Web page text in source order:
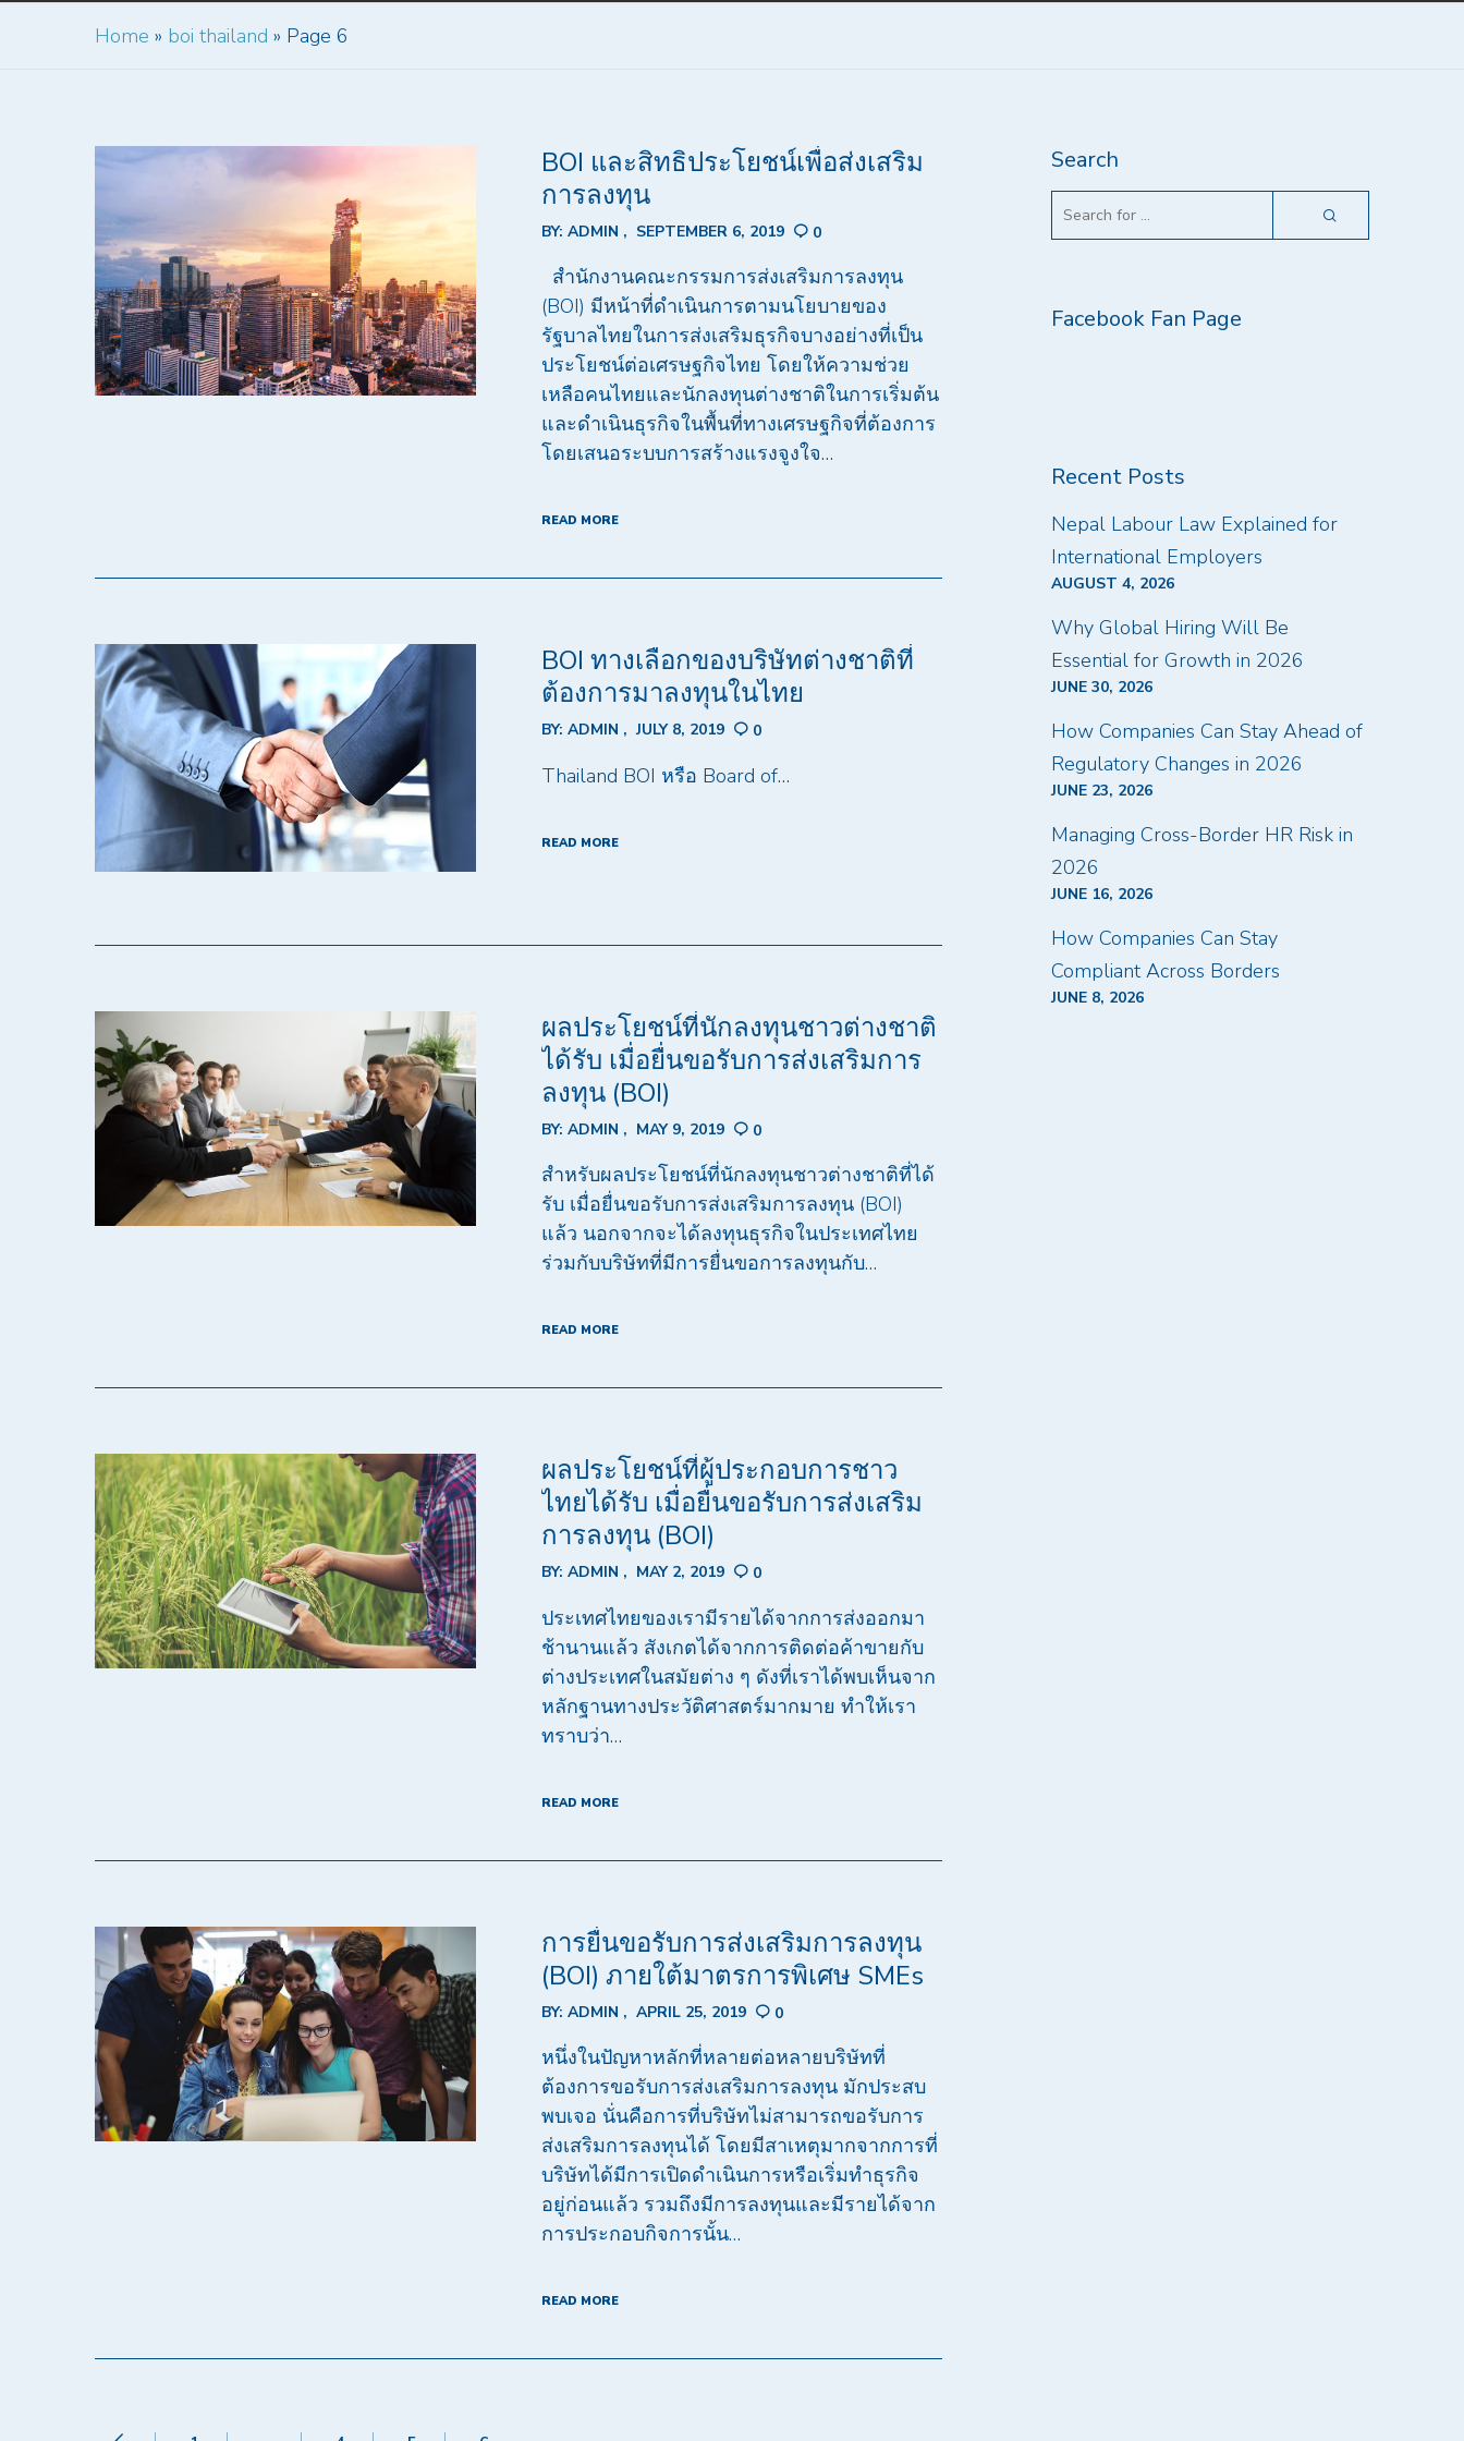
Home » boi thailand » Page 6
BOI และสิทธิประโยชน์เพื่อส่งเสริม
การลงทุน
BY: ADMIN SEPTEMBER 6, 2019 0
สำนักงานคณะกรรมการส่งเสริมการลงทุน
(BOI) มีหน้าที่ดำเนินการตามนโยบายของ
รัฐบาลไทยในการส่งเสริมธุรกิจบางอย่างที่เป็น
ประโยชน์ต่อเศรษฐกิจไทย โดยให้ความช่วย
เหลือคนไทยและนักลงทุนต่างชาติในการเริ่มต้น
และดำเนินธุรกิจในพื้นที่ทางเศรษฐกิจที่ต้องการ
โดยเสนอระบบการสร้างแรงจูงใจ…
READ MORE
BOI ทางเลือกของบริษัทต่างชาติที่
ต้องการมาลงทุนในไทย
BY: ADMIN JULY 8, 2019 0
Thailand BOI หรือ Board of…
READ MORE
ผลประโยชน์ที่นักลงทุนชาวต่างชาติ
ได้รับ เมื่อยื่นขอรับการส่งเสริมการ
ลงทุน (BOI)
BY: ADMIN MAY 9, 2019 0
สำหรับผลประโยชน์ที่นักลงทุนชาวต่างชาติที่ได้
รับ เมื่อยื่นขอรับการส่งเสริมการลงทุน (BOI)
แล้ว นอกจากจะได้ลงทุนธุรกิจในประเทศไทย
ร่วมกับบริษัทที่มีการยื่นขอการลงทุนกับ…
READ MORE
ผลประโยชน์ที่ผู้ประกอบการชาว
ไทยได้รับ เมื่อยื่นขอรับการส่งเสริม
การลงทุน (BOI)
BY: ADMIN MAY 2, 2019 0
ประเทศไทยของเรามีรายได้จากการส่งออกมา
ช้านานแล้ว สังเกตได้จากการติดต่อค้าขายกับ
ต่างประเทศในสมัยต่าง ๆ ดังที่เราได้พบเห็นจาก
หลักฐานทางประวัติศาสตร์มากมาย ทำให้เรา
ทราบว่า…
READ MORE
การยื่นขอรับการส่งเสริมการลงทุน
(BOI) ภายใต้มาตรการพิเศษ SMEs
BY: ADMIN APRIL 25, 2019 0
หนึ่งในปัญหาหลักที่หลายต่อหลายบริษัทที่
ต้องการขอรับการส่งเสริมการลงทุน มักประสบ
พบเจอ นั่นคือการที่บริษัทไม่สามารถขอรับการ
ส่งเสริมการลงทุนได้ โดยมีสาเหตุมากจากการที่
บริษัทได้มีการเปิดดำเนินการหรือเริ่มทำธุรกิจ
อยู่ก่อนแล้ว รวมถึงมีการลงทุนและมีรายได้จาก
การประกอบกิจการนั้น…
READ MORE
Search
Facebook Fan Page
Recent Posts
Nepal Labour Law Explained for
International Employers
AUGUST 4, 2026
Why Global Hiring Will Be
Essential for Growth in 2026
JUNE 30, 2026
How Companies Can Stay Ahead of
Regulatory Changes in 2026
JUNE 23, 2026
Managing Cross-Border HR Risk in
2026
JUNE 16, 2026
How Companies Can Stay
Compliant Across Borders
JUNE 8, 2026